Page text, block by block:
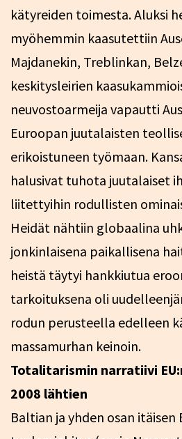
kätyreiden toimesta. Aluksi
myöhemmin kaasutettiin
Majdanekin, Treblinkan,
keskitysleirien
neuvostoarmeija vapautti
Euroopan juutalaisten
erikoistuneen työmaan.
halusivat tuhota juutalaiset
liitettyihin rodullisten
Heidät nähtiin globaalina
jonkinlaisena paikallisena
heistä täytyi hankkiutua
tarkoituksena oli
rodun perusteella edelleen
massamurhan keinoin.
Totalitarismin narratiivi
2008 lähtien
Baltian ja yhden osan itäisen